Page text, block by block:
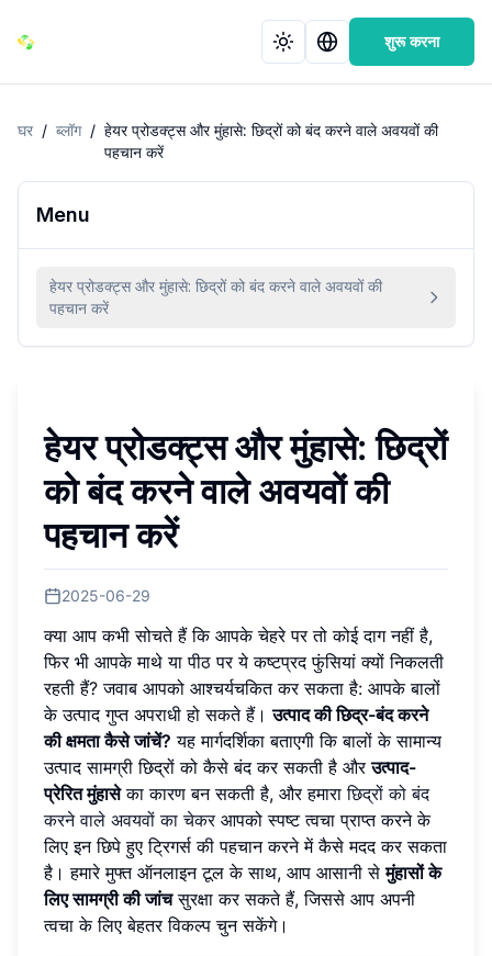
शुरू करना
घर / ब्लॉग / हेयर प्रोडक्ट्स और मुंहासे: छिद्रों को बंद करने वाले अवयवों की
पहचान करें
Menu
हेयर प्रोडक्ट्स और मुंहासे: छिद्रों को बंद करने वाले अवयवों की
पहचान करें
हेयर प्रोडक्ट्स और मुंहासे: छिद्रों
को बंद करने वाले अवयवों की
पहचान करें
2025-06-29
क्या आप कभी सोचते हैं कि आपके चेहरे पर तो कोई दाग नहीं है,
फिर भी आपके माथे या पीठ पर ये कष्टप्रद फुंसियां ​​क्यों निकलती
रहती हैं? जवाब आपको आश्चर्यचकित कर सकता है: आपके बालों
के उत्पाद गुप्त अपराधी हो सकते हैं।उत्पाद की छिद्र-बंद करने
की क्षमता कैसे जांचें? यह मार्गदर्शिका बताएगी कि बालों के सामान्य
उत्पाद सामग्री छिद्रों को कैसे बंद कर सकती है औरउत्पाद-
प्रेरित मुंहासेका कारण बन सकती है, और हमाराछिद्रों को बंद
करने वाले अवयवों का चेकरआपको स्पष्ट त्वचा प्राप्त करने के
लिए इन छिपे हुए ट्रिगर्स की पहचान करने में कैसे मदद कर सकता
है। हमारे मुफ्त ऑनलाइन टूल के साथ, आप आसानी सेमुंहासों के
लिए सामग्री की जांचसुरक्षा कर सकते हैं, जिससे आप अपनी
त्वचा के लिए बेहतर विकल्प चुन सकेंगे।